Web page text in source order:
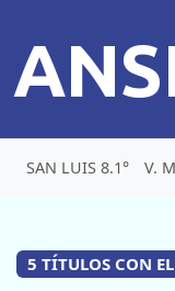
SAN LUIS 8.1° V.
5 TÍTULOS CON